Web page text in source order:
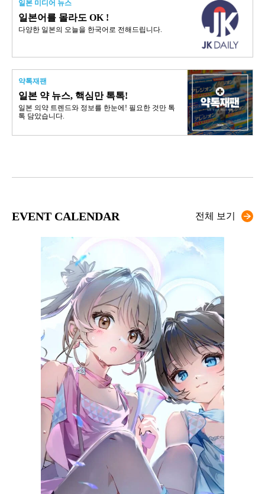
일본 미디어 뉴스
일본어를 몰라도 OK !
다양한 일본의 오늘을 한국어로 전해드립니다.
약톡재팬
일본 약 뉴스, 핵심만 톡톡!
일본 의약 트렌드와 정보를 한눈에! 필요한 것만 톡
톡 담았습니다.
EVENT CALENDAR 전체 보기